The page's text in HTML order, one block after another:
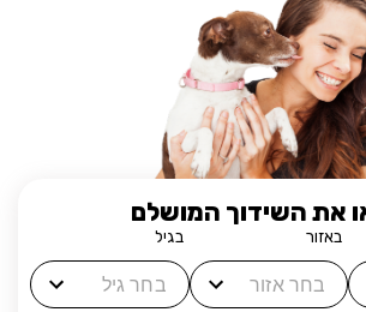
את השידוך המושלם
באזור בגיל